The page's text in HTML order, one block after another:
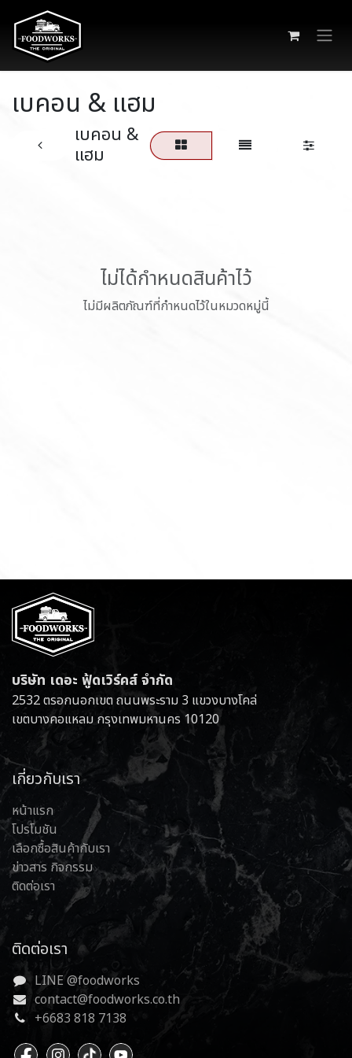
Skip to Content
เบคอน & แฮม
เบคอน &
แฮม
ไม่ได้กำหนดสินค้าไว้
ไม่มีผลิตภัณฑ์ที่กำหนดไว้ในหมวดหมู่นี้
บริษัท เดอะ ฟู้ดเวิร์คส์ จำกัด
2532 ตรอกนอกเขต ถนนพระราม 3 แขวงบางโคล่
เขตบางคอแหลม กรุงเทพมหานคร 10120
เกี่ยวกับเรา
หน้าแรก
โปรโมชัน
เลือกซื้อสินค้ากับเรา
ข่าวสาร กิจกรรม
ติดต่อเรา
ติดต่อเรา
LINE @foodworks
contact@foodworks.co.th
+6683 818 7138